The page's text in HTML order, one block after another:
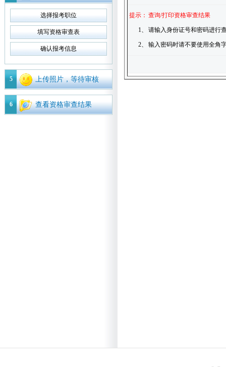
选择报考职位
填写资格审查表
确认报考信息
5 上传照片，等待审核
6 查看资格审查结果
提示： 查询/打印资格审查结果
1、 请输入身份证号和密码进行
2、 输入密码时请不要使用全角